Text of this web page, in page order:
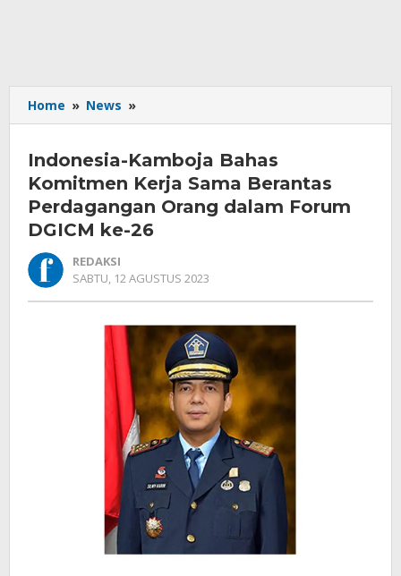
Home » News »
Kamboja
Komitmen
Kerja
Sama
Berantas
Perdagangan
dalam
ke-
Indonesia-Kamboja Bahas
Komitmen Kerja Sama Berantas
Perdagangan Orang dalam Forum
DGICM ke-26
REDAKSI
SABTU, 12 AGUSTUS 2023